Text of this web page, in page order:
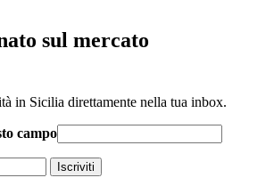
sul mercato
in Sicilia direttamente nella tua inbox.
campo
Iscriviti